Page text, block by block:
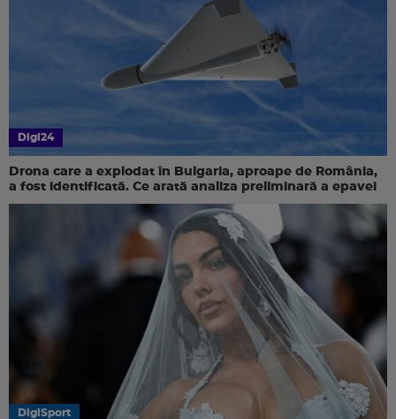
Digi24
Drona care a explodat în Bulgaria, aproape de România,
a fost identificată. Ce arată analiza preliminară a epavei
DigiSport